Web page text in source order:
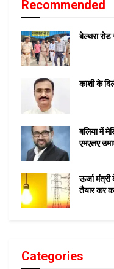
Recommended
बेल्थरा
काशी के
बलिया में
एमएलए
ऊर्जा
तैयार कर
Categories